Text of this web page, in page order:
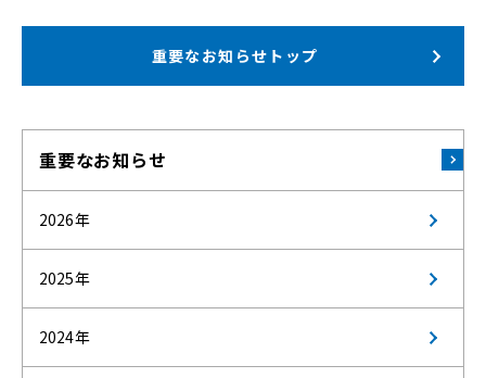
重要なお知らせトップ
重要なお知らせ
2026年
2025年
2024年